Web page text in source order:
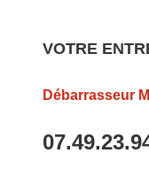
VOTRE
Débarrasseur